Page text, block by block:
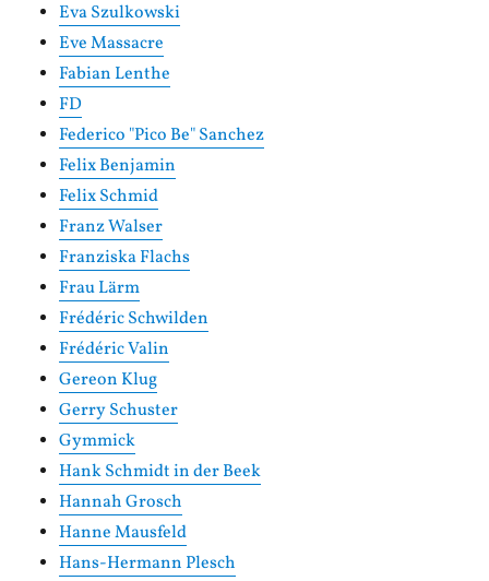
Eva Szulkowski
Eve Massacre
Fabian Lenthe
FD
Federico "Pico Be" Sanchez
Felix Benjamin
Felix Schmid
Franz Walser
Franziska Flachs
Frau Lärm
Frédéric Schwilden
Frédéric Valin
Gereon Klug
Gerry Schuster
Gymmick
Hank Schmidt in der Beek
Hannah Grosch
Hanne Mausfeld
Hans-Hermann Plesch